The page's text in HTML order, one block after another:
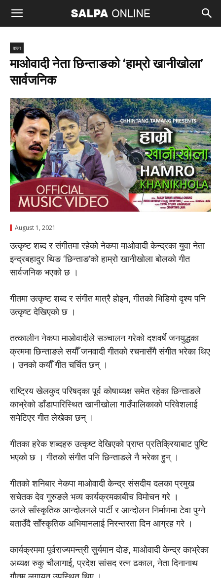
कला
माओवादी नेता छिन्ताङको ‘हाम्रो खानीखोला’
सार्वजनिक
August 1, 2021
उत्कृष्ट शब्द र संगीतमा रहेको नेकपा माओवादी केन्द्रका युवा नेता
इन्द्रबहादुर थिङ ‘छिन्ताङ’को हाम्रो खानीखोला बोलको गीत
सार्वजनिक भएको छ ।
गीतमा उत्कृष्ट शब्द र संगीत मात्रै होइन, गीतको भिडियो दृश्य पनि
उत्कृष्ट देखिएको छ ।
तत्कालीन नेकपा माओवादीले सञ्चालन गरेको दशवर्षे जनयुद्धका
क्रममा छिन्ताङले सयौँ जनवादी गीतको रचनासँगै संगीत भरेका थिए
। उनको कयौँ गीत चर्चित छन् ।
राष्ट्रिय खेलकुद परिषद्का पूर्व कोषाध्यक्ष समेत रहेका छिन्ताङले
काभ्रेको डाँडापारिस्थित खानीखोला गाउँपालिकाको परिवेशलाई
समेटिएर गीत लेखेका छन् ।
गीतका हरेक शब्दहरु उत्कृष्ट देखिएको प्राप्त प्रतिक्रियाबाट पुष्टि
भएको छ । गीतको संगीत पनि छिन्ताङले नै भरेका हुन् ।
गीतको शनिबार नेकपा माओवादी केन्द्र संसदीय दलका प्रमुख
सचेतक देव गुरुङले भव्य कार्यक्रमकाबीच विमोचन गरे ।
उनले साँस्कृतिक आन्दोलनले पार्टी र आन्दोलन निर्माणमा टेवा पुग्ने
बताउँदै साँस्कृतिक अभियानलाई निरन्तरता दिन आग्रह गरे ।
कार्यक्रममा पूर्वराज्यमन्त्री सुर्यमान दोङ, माओवादी केन्द्र काभ्रेका
अध्यक्ष रुकु चौलागाई, प्रदेश सांसद रत्न ढकाल, नेता दिनानाथ